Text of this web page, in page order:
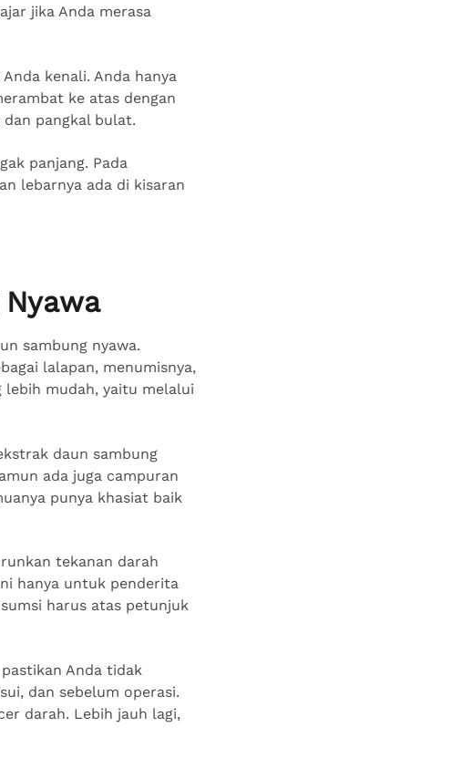
jika Anda merasa
kenali. Anda hanya
ke atas dengan
pangkal bulat.
panjang. Pada
lebarnya ada di kisaran
sambung nyawa.
lalapan, menumisnya,
lebih mudah, yaitu melalui
daun sambung
ada juga campuran
punya khasiat baik
tekanan darah
hanya untuk penderita
harus atas petunjuk
Anda tidak
dan sebelum operasi.
darah. Lebih jauh lagi,